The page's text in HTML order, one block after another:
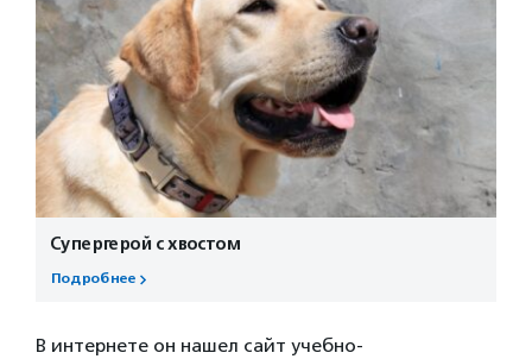
Супергерой с хвостом
Подробнее
В интернете он нашел сайт учебно-